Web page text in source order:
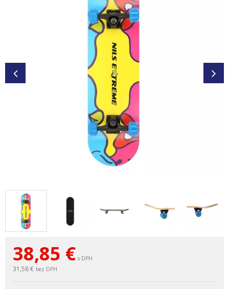
38,85 € s DPH
31,58 € bez DPH